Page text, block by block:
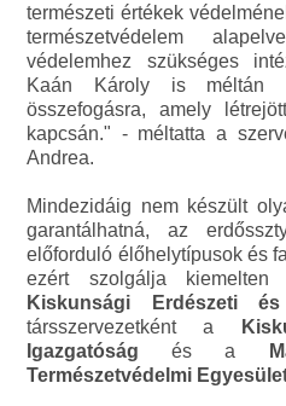
természeti értékek
természetvédelem
védelemhez szükséges
Kaán Károly is méltán
összefogásra, amely
kapcsán." - méltatta a
Andrea.
Mindezidáig nem készült
garantálhatná, az
előforduló élőhelytípusok és
ezért szolgálja
Kiskunsági Erdészeti
társszervezetként a
Igazgatóság és a
Természetvédelmi